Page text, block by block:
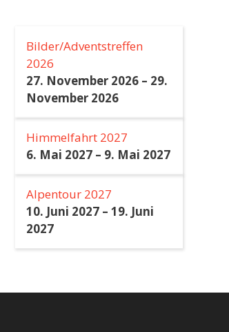
Mit einem Klick auf „Alle akzeptieren“
Bilder/Adventstreffen
2026
27. November 2026 – 29.
November 2026
Himmelfahrt 2027
6. Mai 2027 – 9. Mai 2027
Alpentour 2027
10. Juni 2027 – 19. Juni
2027